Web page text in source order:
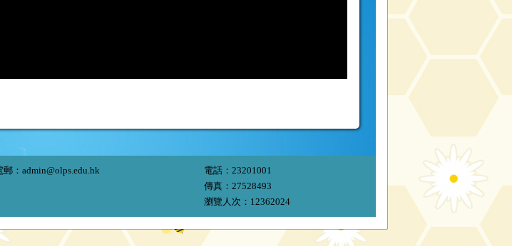
郵： admin@olps.edu.hk
電話：23201001
傳真：27528493
瀏覽人次：12362024